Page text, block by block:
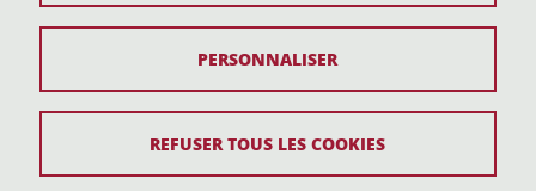
Plan du site
Données personnelles
REFUSER TOUS LES COOKIES
PERSONNALISER